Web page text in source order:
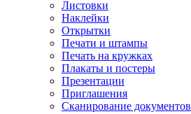
Листовки
Наклейки
Открытки
Печати и штампы
Печать на кружках
Плакаты и постеры
Презентации
Приглашения
Сканирование документов